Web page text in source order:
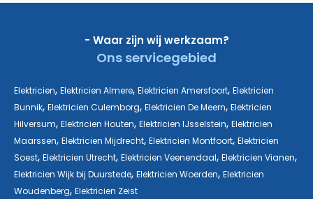
- Waar zijn wij werkzaam?
Ons servicegebied
Elektricien, Elektricien Almere, Elektricien Amersfoort, Elektricien
Bunnik, Elektricien Culemborg, Elektricien De Meern, Elektricien
Hilversum, Elektricien Houten, Elektricien IJsselstein, Elektricien
Maarssen, Elektricien Mijdrecht, Elektricien Montfoort, Elektricien
Soest, Elektricien Utrecht, Elektricien Veenendaal, Elektricien Vianen,
Elektricien Wijk bij Duurstede, Elektricien Woerden, Elektricien
Woudenberg, Elektricien Zeist